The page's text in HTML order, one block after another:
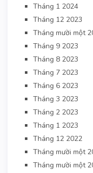
Tháng 1 2024
Tháng 12 2023
Tháng mười một
Tháng 9 2023
Tháng 8 2023
Tháng 7 2023
Tháng 6 2023
Tháng 3 2023
Tháng 2 2023
Tháng 1 2023
Tháng 12 2022
Tháng mười một
Tháng mười một